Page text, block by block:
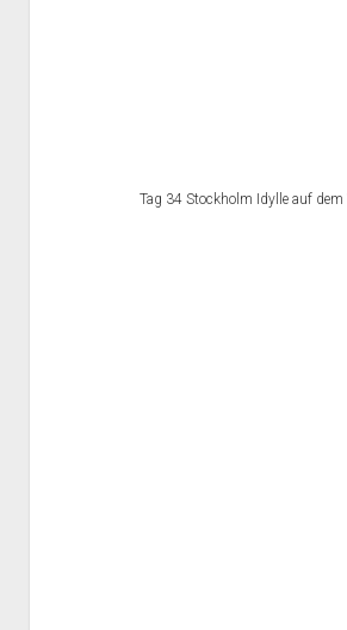
Tag 34 Stockholm Idylle auf dem